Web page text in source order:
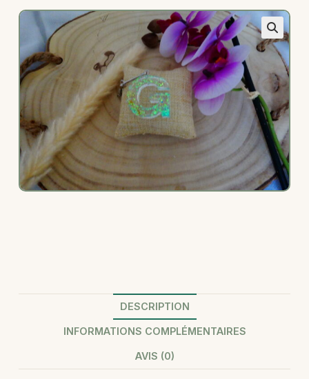
DESCRIPTION
INFORMATIONS COMPLÉMENTAIRES
AVIS (0)